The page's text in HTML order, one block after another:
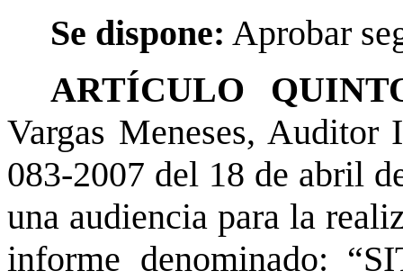
Se dispone: Aprobar
ARTÍCULO
Vargas Meneses,
083-2007 del 18 de abril
una audiencia para la
informe denominado: